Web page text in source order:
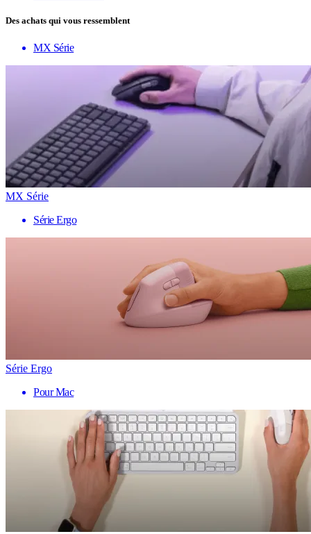
Des achats qui vous ressemblent
MX Série
MX Série
Série Ergo
Série Ergo
Pour Mac